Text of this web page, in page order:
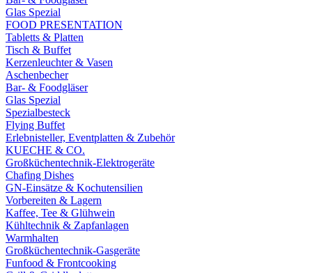
Glas Spezial
FOOD PRESENTATION
Tabletts & Platten
Tisch & Buffet
Kerzenleuchter & Vasen
Aschenbecher
Bar- & Foodgläser
Glas Spezial
Spezialbesteck
Flying Buffet
Erlebnisteller, Eventplatten & Zubehör
KUECHE & CO.
Großküchentechnik-Elektrogeräte
Chafing Dishes
GN-Einsätze & Kochutensilien
Vorbereiten & Lagern
Kaffee, Tee & Glühwein
Kühltechnik & Zapfanlagen
Warmhalten
Großküchentechnik-Gasgeräte
Funfood & Frontcooking